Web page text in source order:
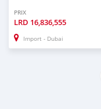
PRIX
LRD 16,836,555
Import - Dubai